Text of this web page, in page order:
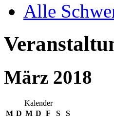
Alle
März 2018
Kalender
M D M D F S
S